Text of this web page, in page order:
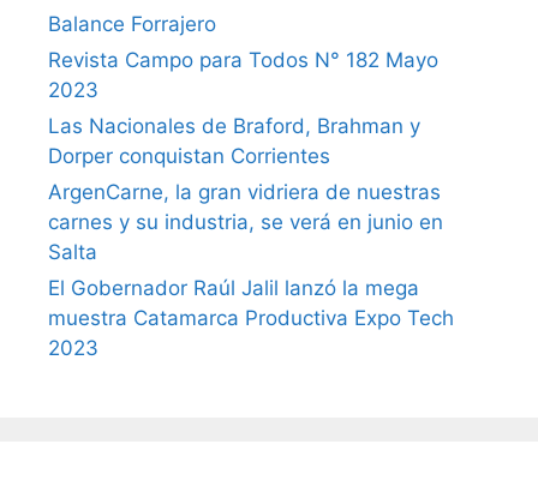
Balance Forrajero
Revista Campo para Todos N° 182 Mayo
2023
Las Nacionales de Braford, Brahman y
Dorper conquistan Corrientes
ArgenCarne, la gran vidriera de nuestras
carnes y su industria, se verá en junio en
Salta
El Gobernador Raúl Jalil lanzó la mega
muestra Catamarca Productiva Expo Tech
2023